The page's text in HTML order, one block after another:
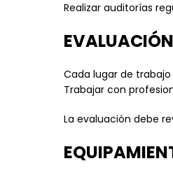
Realizar auditorías
Cada lugar de
Trabajar con
La evaluación debe